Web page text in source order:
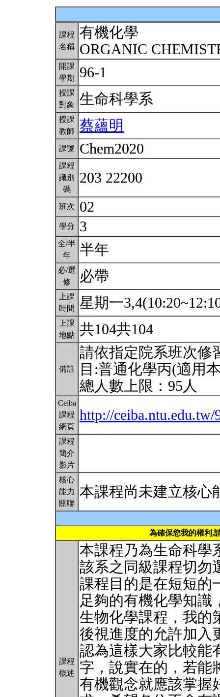
課程
名稱
有機化學
ORGANIC
開課
學期
96-1
授課
對象
生命科學系
授課
教師
蔡蘊明
課號 Chem2020
課程
識別
碼
203 22200
班次 02
學分 3
全/半
年
半年
必/選
修
必帶
上課
時間
星期一
上課
地點 共104共104
備註
請依指定院系班次修
目:普通化學丙(適用
總人數上限：95人
Ceiba
課程
網頁
http://ceiba.ntu.edu.tw/
課程
簡介
影片
核心
能力
關聯
本課程尚未建立核心
為確保您我的權利,
課程
概述
本課程乃為生命科學
該系之同級課程切勿
課程目的是在短短的
足夠的有機化學知識
生物化學課程，我的
後視進度的允許加入
認為這樣大家比較能
字，說實在的，若能
有機觀念就應該掌握